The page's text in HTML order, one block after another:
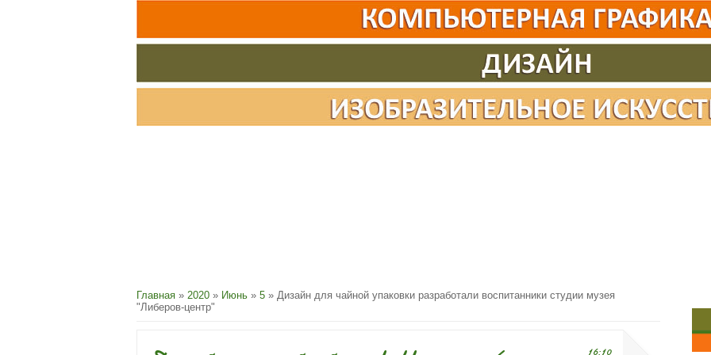
Главная » 2020 » Июнь » 5 » Дизайн для чайной упаковки разработали воспитанники студии музея
"Либеров-центр"
16:10